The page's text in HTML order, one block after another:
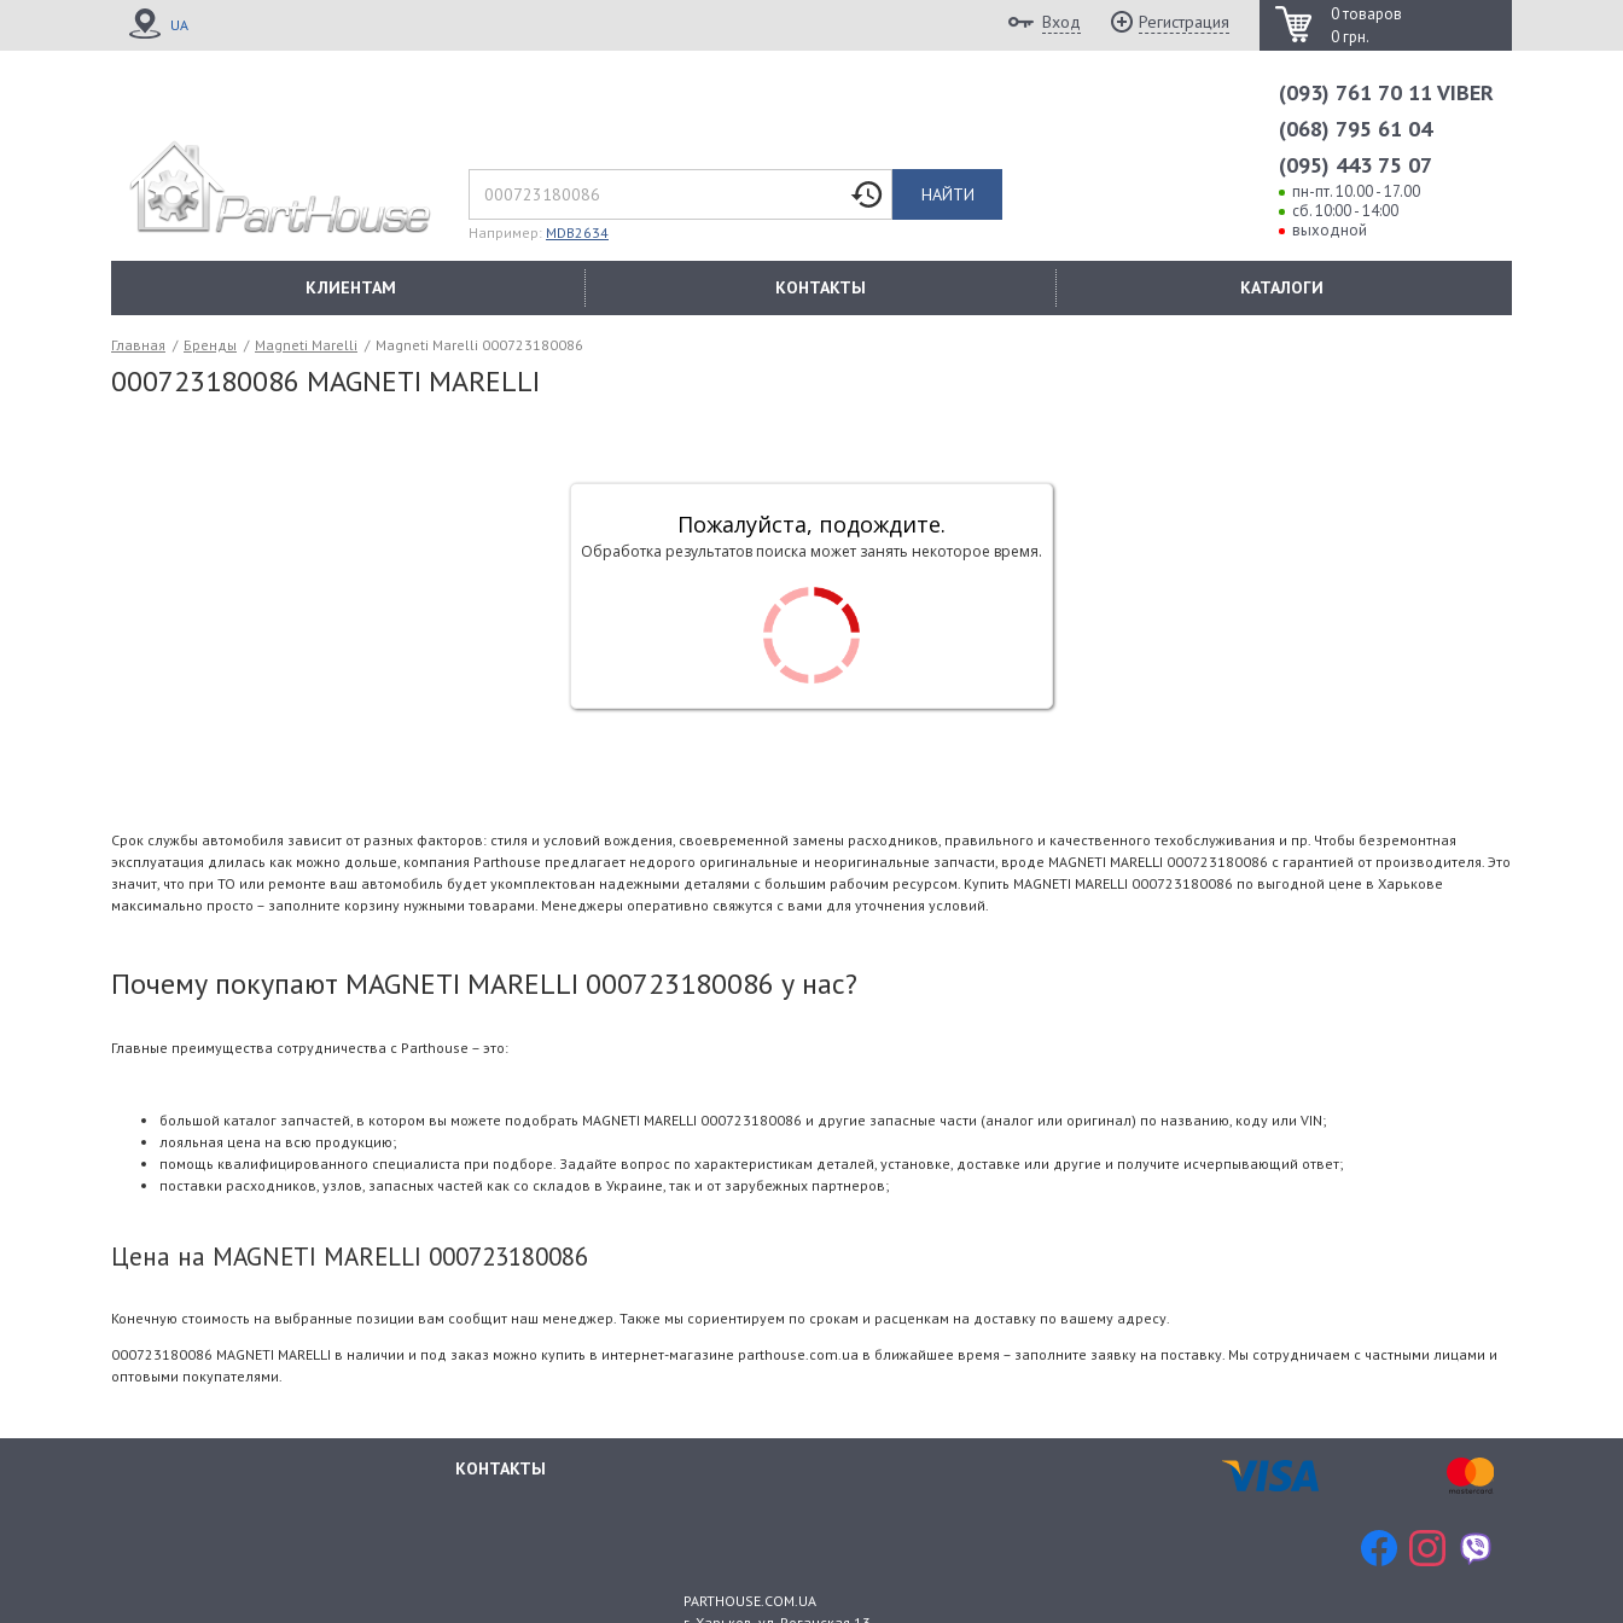
UA
0 товаров
0 грн.
Вход Регистрация
НАЙТИ
Например: MDB2634
(093) 761 70 11 VIBER
(068) 795 61 04
(095) 443 75 07
пн-пт. 10.00 - 17.00
сб. 10:00 - 14:00
выходной
КЛИЕНТАМ КОНТАКТЫ КАТАЛОГИ
Главная / Бренды / Magneti Marelli / Magneti Marelli 000723180086
000723180086 MAGNETI MARELLI
Пожалуйста, подождите.
Обработка результатов поиска может занять некоторое время.
Срок службы автомобиля зависит от разных факторов: стиля и условий вождения, своевременной замены расходников, правильного и качественного техобслуживания и пр. Чтобы безремонтная
эксплуатация длилась как можно дольше, компания Parthouse предлагает недорого оригинальные и неоригинальные запчасти, вроде MAGNETI MARELLI 000723180086 с гарантией от производителя. Это
значит, что при ТО или ремонте ваш автомобиль будет укомплектован надежными деталями с большим рабочим ресурсом. Купить MAGNETI MARELLI 000723180086 по выгодной цене в Харькове
максимально просто – заполните корзину нужными товарами. Менеджеры оперативно свяжутся с вами для уточнения условий.
Почему покупают MAGNETI MARELLI 000723180086 у нас?
Главные преимущества сотрудничества с Parthouse – это:
большой каталог запчастей, в котором вы можете подобрать MAGNETI MARELLI 000723180086 и другие запасные части (аналог или оригинал) по названию, коду или VIN;
лояльная цена на всю продукцию;
помощь квалифицированного специалиста при подборе. Задайте вопрос по характеристикам деталей, установке, доставке или другие и получите исчерпывающий ответ;
поставки расходников, узлов, запасных частей как со складов в Украине, так и от зарубежных партнеров;
Цена на MAGNETI MARELLI 000723180086
Конечную стоимость на выбранные позиции вам сообщит наш менеджер. Также мы сориентируем по срокам и расценкам на доставку по вашему адресу.
000723180086 MAGNETI MARELLI в наличии и под заказ можно купить в интернет-магазине parthouse.com.ua в ближайшее время – заполните заявку на поставку. Мы сотрудничаем с частными лицами и
оптовыми покупателями.
КОНТАКТЫ
PARTHOUSE.COM.UA